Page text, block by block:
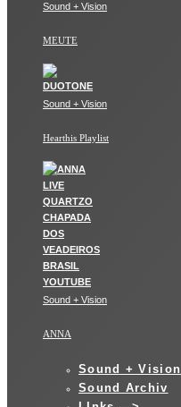
Sound + Vision
MEUTE
Sound + Vision
Hearthis Playlist
Sound + Vision
ANNA
Sound + Vision
Sound Archiv